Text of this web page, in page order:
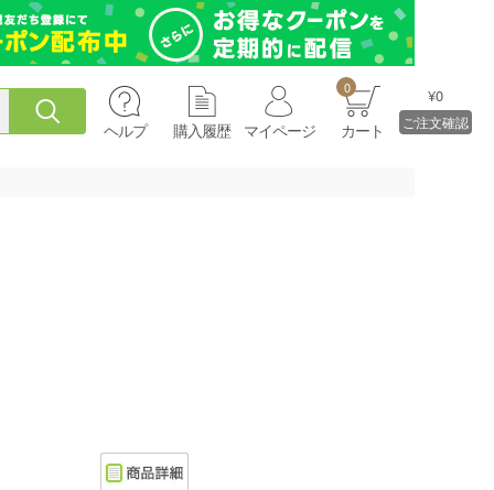
ヘルプ 購入履歴 マイページ
0
カート
¥0
ご注文確認